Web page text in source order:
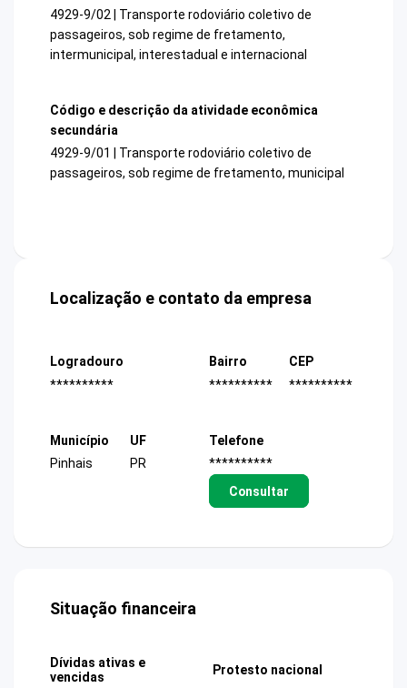
4929-9/02 | Transporte rodoviário coletivo de
passageiros, sob regime de fretamento,
intermunicipal, interestadual e internacional
Código e descrição da atividade econômica
secundária
4929-9/01 | Transporte rodoviário coletivo de
passageiros, sob regime de fretamento, municipal
Localização e contato da empresa
Logradouro
**********
Bairro
**********
CEP
**********
Município
Pinhais
UF
PR
Telefone
**********
Consultar
Situação financeira
Dívidas ativas e
vencidas
Protesto nacional